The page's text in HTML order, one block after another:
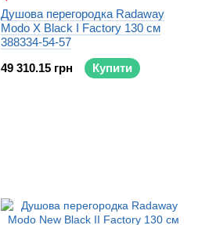
Душова перегородка Radaway
Modo X Black I Factory 130 см
388334-54-57
49 310.15 грн
Купити